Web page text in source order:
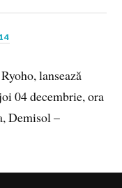
lansează
04 decembrie, ora
Demisol –